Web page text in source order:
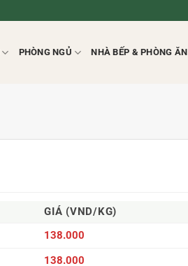
PHÒNG NGỦ NHÀ BẾP & PHÒNG ĂN
GIÁ (VND/KG)
138.000
138.000